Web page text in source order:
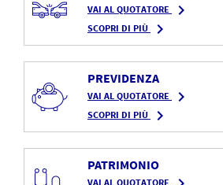
VAI AL QUOTATORE navigate_next
SCOPRI DI PIÙ navigate_next
PREVIDENZA
VAI AL QUOTATORE navigate_next
SCOPRI DI PIÙ navigate_next
PATRIMONIO
VAI AL QUOTATORE